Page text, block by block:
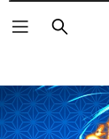
Pesquisar